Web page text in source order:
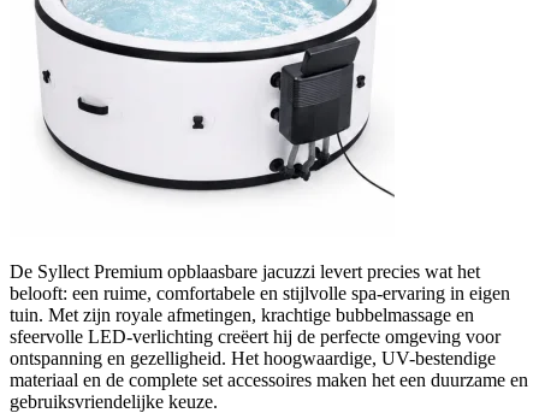
De Syllect Premium opblaasbare jacuzzi levert precies wat het
belooft: een ruime, comfortabele en stijlvolle spa-ervaring in eigen
tuin. Met zijn royale afmetingen, krachtige bubbelmassage en
sfeervolle LED-verlichting creëert hij de perfecte omgeving voor
ontspanning en gezelligheid. Het hoogwaardige, UV-bestendige
materiaal en de complete set accessoires maken het een duurzame en
gebruiksvriendelijke keuze.